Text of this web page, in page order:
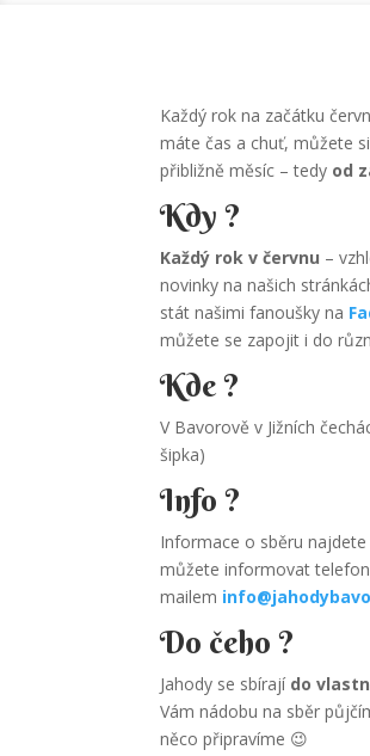
Každý rok na začátku
máte čas a chuť, můžete
přibližně měsíc – tedy od
Kdy ?
Každý rok v červnu –
novinky na našich
stát našimi fanoušky na
můžete se zapojit i do
Kde ?
V Bavorově v Jižních
šipka)
Info ?
Informace o sběru
můžete informovat
mailem
Do čeho ?
Jahody se sbírají do
Vám nádobu na sběr
něco připravíme 😉